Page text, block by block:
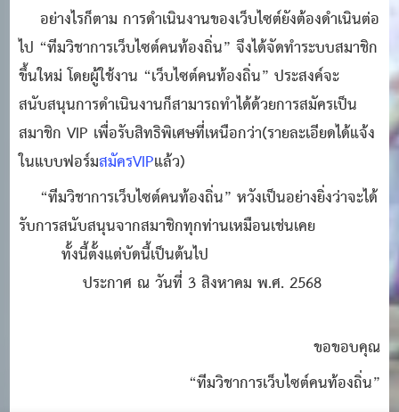
อย่างไรก็ตาม การดำเนินงานของเว็บไซต์ยังต้องดำเนินต่อ
ไป “ทีมวิชาการเว็บไซต์คนท้องถิ่น” จึงได้จัดทำระบบสมาชิก
ขึ้นใหม่ โดยผู้ใช้งาน “เว็บไซต์คนท้องถิ่น” ประสงค์จะ
สนับสนุนการดำเนินงานก็สามารถทำได้ด้วยการสมัครเป็น
สมาชิก VIP เพื่อรับสิทธิพิเศษที่เหนือกว่า(รายละเอียดได้แจ้ง
ในแบบฟอร์มสมัครVIPแล้ว)
“ทีมวิชาการเว็บไซต์คนท้องถิ่น” หวังเป็นอย่างยิ่งว่าจะได้
รับการสนับสนุนจากสมาชิกทุกท่านเหมือนเช่นเคย
ทั้งนี้ตั้งแต่บัดนี้เป็นต้นไป
ประกาศ ณ วันที่ 3 สิงหาคม พ.ศ. 2568
ขอขอบคุณ
“ทีมวิชาการเว็บไซต์คนท้องถิ่น”